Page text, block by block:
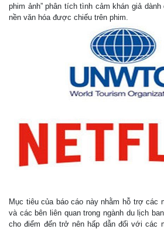
phim ảnh” phân tích tình cảm khán giả
nền văn hóa được chiếu trên phim.
Mục tiêu của báo cáo này nhằm hỗ trợ các
và các bên liên quan trong ngành du lịch
cho điểm đến trở nên hấp dẫn đối với các